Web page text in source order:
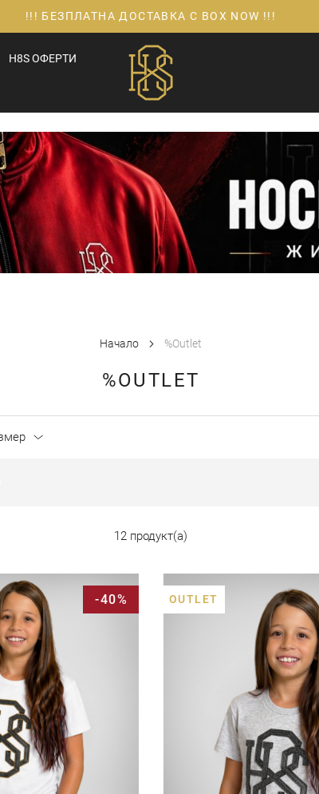
!!! БЕЗПЛАТНА ДОСТАВКА С BOX NOW !!!
H8S ОФЕРТИ
Начало %Outlet
%OUTLET
12 продукт(а)
-40% OUTLET